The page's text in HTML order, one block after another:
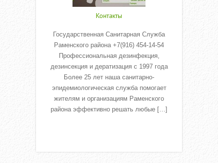
Контакты
Государственная Санитарная Служба
Раменского района +7(916) 454-14-54
Профессиональная дезинфекция,
дезинсекция и дератизация с 1997 года
Более 25 лет наша санитарно-
эпидемиологическая служба помогает
жителям и организациям Раменского
района эффективно решать любые […]